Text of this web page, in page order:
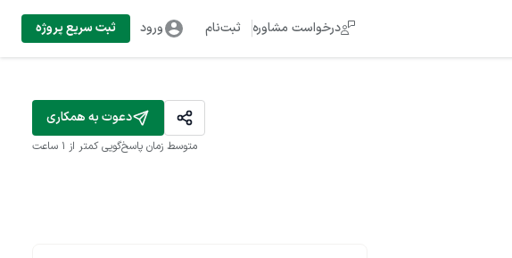
درخواست مشاوره ثبت‌نام ورود ثبت سریع پروژه
دعوت به همکاری
متوسط زمان پاسخ‌گویی کمتر از 1 ساعت